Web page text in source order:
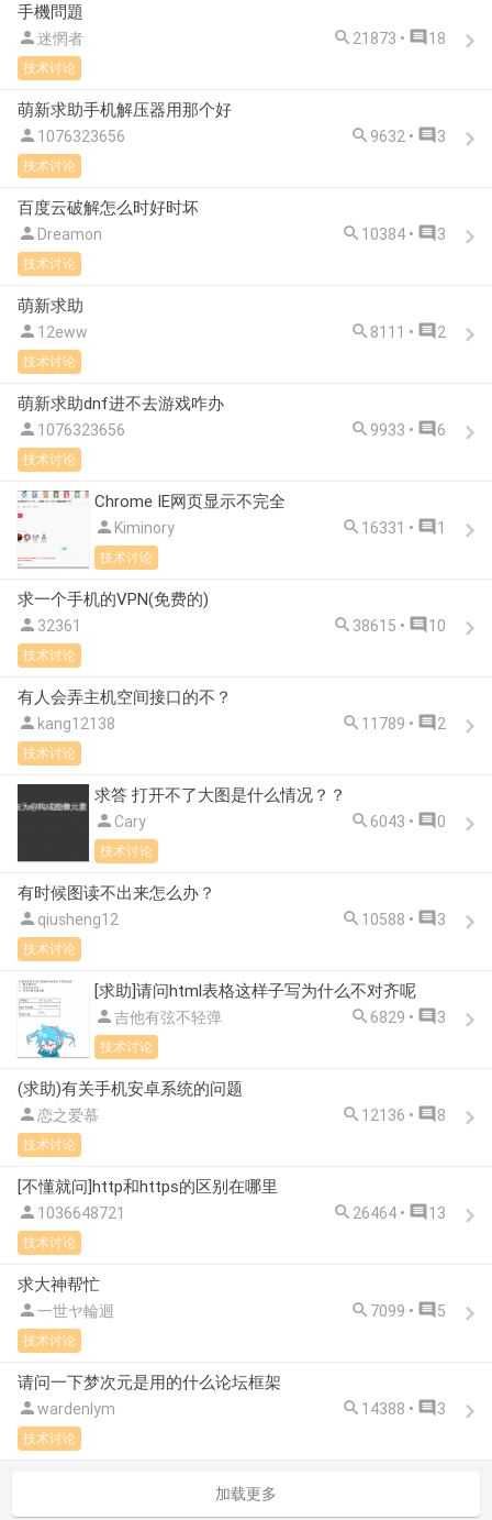
手機問題
迷惘者  21873 •  18
技术讨论
萌新求助手机解压器用那个好
 1076323656  9632 •  3
技术讨论
百度云破解怎么时好时坏
 Dreamon  10384 •  3
技术讨论
萌新求助
 12eww  8111 •  2
技术讨论
萌新求助dnf进不去游戏咋办
 1076323656  9933 •  6
技术讨论
Chrome IE网页显示不完全
 Kiminory  16331 •  1
技术讨论
求一个手机的VPN(免费的)
 32361  38615 •  10
技术讨论
有人会弄主机空间接口的不？
 kang12138  11789 •  2
技术讨论
求答 打开不了大图是什么情况？？
 Cary  6043 •  0
技术讨论
有时候图读不出来怎么办？
 qiusheng12  10588 •  3
技术讨论
[求助]请问html表格这样子写为什么不对齐呢
吉他有弦不轻弹  6829 •  3
技术讨论
(求助)有关手机安卓系统的问题
恋之爱慕  12136 •  8
技术讨论
[不懂就问]http和https的区别在哪里
 1036648721  26464 •  13
技术讨论
求大神帮忙
一世ヤ輪迴  7099 •  5
技术讨论
请问一下梦次元是用的什么论坛框架
wardenlym  14388 •  3
技术讨论
加载更多